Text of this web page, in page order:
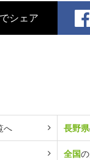
シェア
へ 長野県
全国